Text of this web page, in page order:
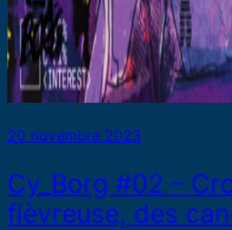
20 novembre 2023
Cy_Borg #02 –
fièvreuse, des